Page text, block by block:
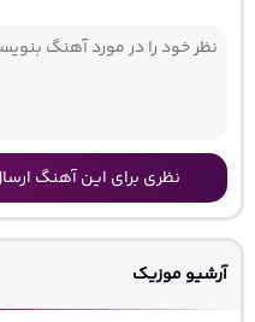
نظری برای این آهنگ
آرشیو موزیک